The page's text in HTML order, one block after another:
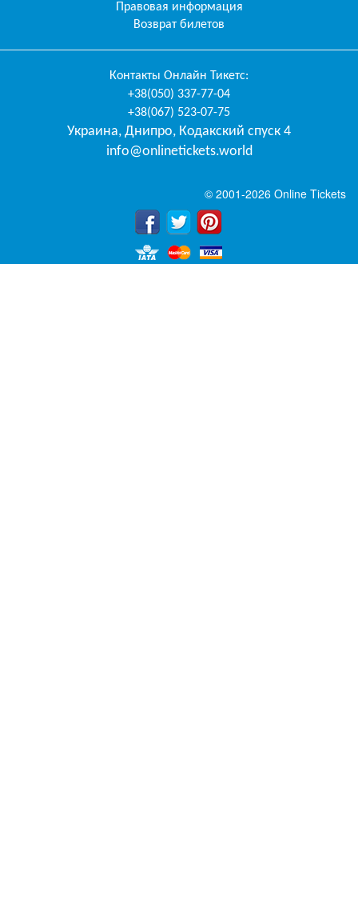
Правовая информация
Возврат билетов
Контакты Онлайн Тикетс:
+38(050) 337-77-04
+38(067) 523-07-75
Украина, Днипро, Кодакский спуск 4
info@onlinetickets.world
© 2001-2026 Online Tickets